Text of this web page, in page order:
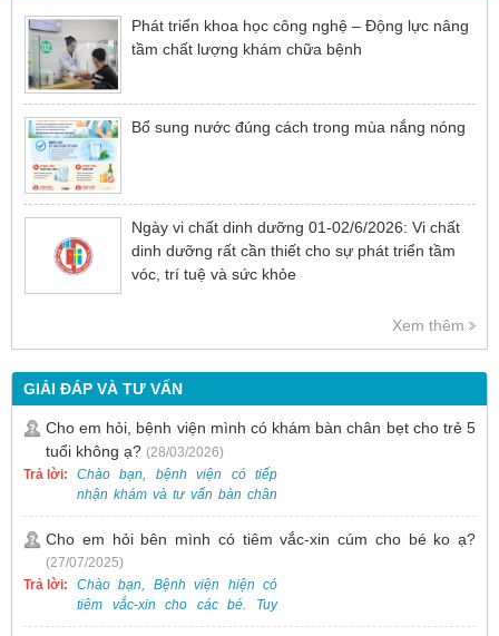
Phát triển khoa học công nghệ – Động lực nâng
tầm chất lượng khám chữa bệnh
Bổ sung nước đúng cách trong mùa nắng nóng
Ngày vi chất dinh dưỡng 01-02/6/2026: Vi chất
dinh dưỡng rất cần thiết cho sự phát triển tầm
vóc, trí tuệ và sức khỏe
Xem thêm
GIẢI ĐÁP VÀ TƯ VẤN
Cho em hỏi, bệnh viện mình có khám bàn chân bẹt cho trẻ 5
tuổi không ạ? (28/03/2026)
Trả lời:
Chào bạn, bệnh viện có tiếp
nhận khám và tư vấn bàn chân
bẹt cho trẻ em, bao gồm cả trẻ 5
tuổi. Bạn có thể đưa bé đến
Khoa Khám bệnh của bệnh viện
để được bác sĩ chuyên khoa
thăm khám. Ngoài ra, để thuận
tiện hơn, bạn có thể đặt lịch
Cho em hỏi bên mình có tiêm vắc-xin cúm cho bé ko ạ?
(27/07/2025)
Trả lời:
Chào bạn, Bệnh viện hiện có
tiêm vắc-xin cho các bé. Tuy
nhiên, các loại vắc-xin thường về